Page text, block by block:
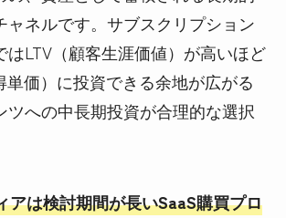
ャネルです。サブスクリプション
はLTV（顧客生涯価値）が高いほど
単価）に投資できる余地が広がる
ツへの中長期投資が合理的な選択
アは検討期間が長いSaaS購買プロ